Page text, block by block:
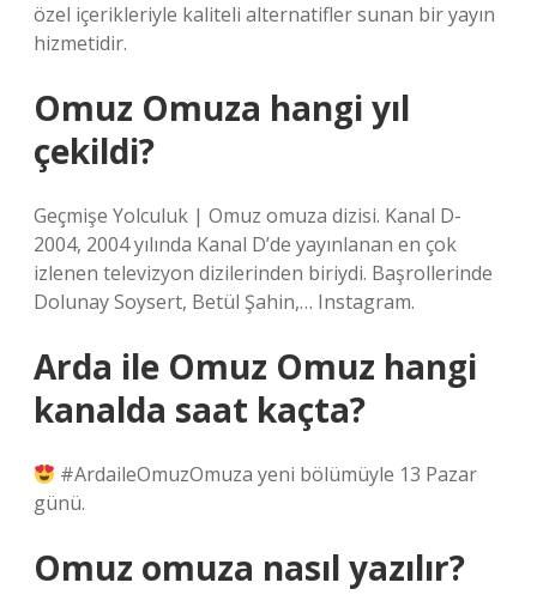
özel içerikleriyle kaliteli alternatifler sunan bir yayın
hizmetidir.
Omuz Omuza hangi yıl
çekildi?
Geçmişe Yolculuk | Omuz omuza dizisi. Kanal D-
2004, 2004 yılında Kanal D’de yayınlanan en çok
izlenen televizyon dizilerinden biriydi. Başrollerinde
Dolunay Soysert, Betül Şahin,… Instagram.
Arda ile Omuz Omuz hangi
kanalda saat kaçta?
#ArdaileOmuzOmuza yeni bölümüyle 13 Pazar
günü.
Omuz omuza nasıl yazılır?